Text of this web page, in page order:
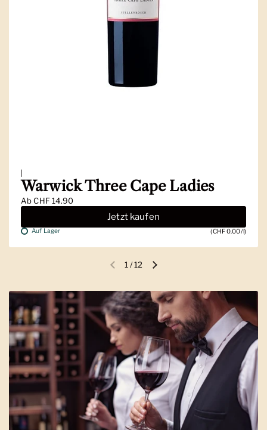
|
Warwick Three Cape Ladies
AbCHF 14.90
Jetzt kaufen
Auf Lager (CHF 0.00/l)
Vorherige FolieNächste Folie
1 /12